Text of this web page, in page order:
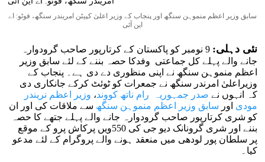
سابق وزیر اعظم منموہن سنگھ اور پنجاب کے وزیر اعلیٰ کپیٹن امریندر سنگھ، فوٹو: اے
این آئی
نئی دہلی:
9 نومبر کو پاکستان کے کرتارپور صاحب گرودوارہ
جانے والے پہلے کل جماعتی وفدکا حصہ بننے کے لئے سابق وزیر
اعظم منموہن سنگھ نے اپنی منظوری دے دی ہے۔ پنجاب کے
وزیراعلیٰ امرندر سنگھ نے جمعرات کو ٹوئٹ کرکے جانکاری دی
کہ انہوں نے صدر جمہوریہ رام ناتھ کووند، وزیر اعظم نریندر
مودی اور سابق وزیر اعظم منموہن سنگھ سے ملاقات کی اور ان
کو شری کرتارپور صاحب گرودوارہ جانے والے پہلے جتھے کا حصہ
بننے اور شری گرونانک دیو جی کی 550ویں پرکاش پرو کے موقع
پر سلطان پور لودھی میں منعقد ہونے والے پروگرام کے لئے مدعو
کیا۔